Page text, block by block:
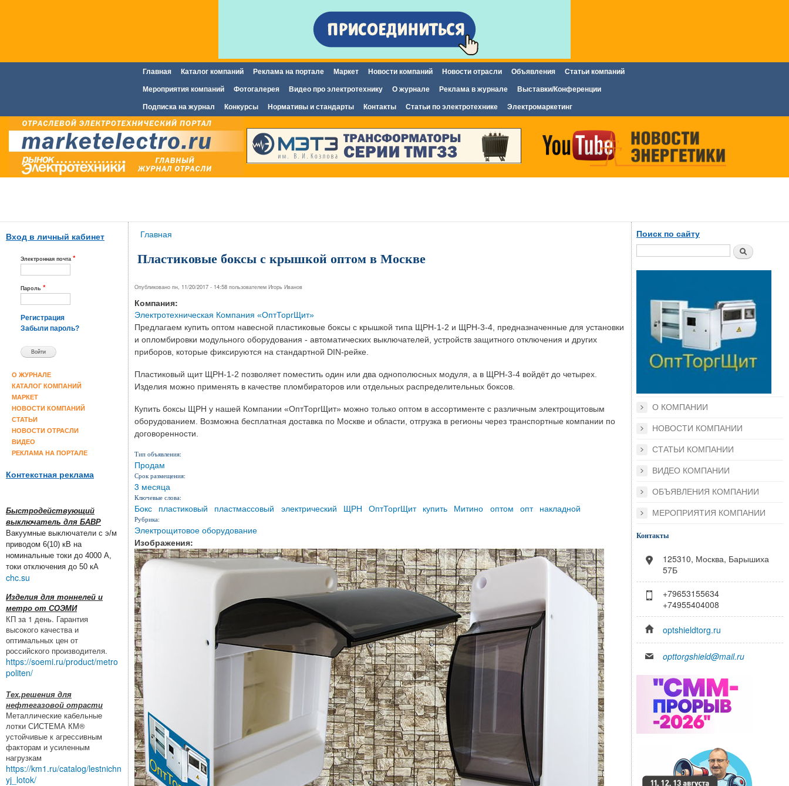
содержанию
Главное меню
Главная Каталог компаний Реклама на портале Маркет Новости компаний Новости отрасли Объявления Статьи компаний
Мероприятия компаний Фотогалерея Видео про электротехнику О журнале Реклама в журнале Выставки/Конференции
Подписка на журнал Конкурсы Нормативы и стандарты Контакты Статьи по электротехнике Электромаркетинг
Вход в личный кабинет
Электронная почта *
Пароль *
Регистрация
Забыли пароль?
О ЖУРНАЛЕ
КАТАЛОГ КОМПАНИЙ
МАРКЕТ
НОВОСТИ КОМПАНИЙ
СТАТЬИ
НОВОСТИ ОТРАСЛИ
ВИДЕО
РЕКЛАМА НА ПОРТАЛЕ
Контекстная реклама
Быстродействующий
выключатель для БАВР
Вакуумные выключатели с э/м
приводом 6(10) кВ на
номинальные токи до 4000 А,
токи отключения до 50 кА
chc.su
Изделия для тоннелей и
метро от СОЭМИ
КП за 1 день. Гарантия
высокого качества и
оптимальных цен от
российского производителя.
https://soemi.ru/product/metro
politen/
Тех.решения для
нефтегазовой отрасти
Металлические кабельные
лотки СИСТЕМА КМ®
устойчивые к агрессивным
факторам и усиленным
нагрузкам
https://km1.ru/catalog/lestnichn
yj_lotok/
Вы здесь
Главная
Пластиковые боксы с крышкой оптом в Москве
Опубликовано пн, 11/20/2017 - 14:58 пользователем Игорь Иванов
Компания:
Электротехническая Компания «ОптТоргЩит»
Предлагаем купить оптом навесной пластиковые боксы с крышкой типа ЩРН-1-2 и ЩРН-3-4, предназначенные для установки
и опломбировки модульного оборудования - автоматических выключателей, устройств защитного отключения и других
приборов, которые фиксируются на стандартной DIN-рейке.
Пластиковый щит ЩРН-1-2 позволяет поместить один или два однополюсных модуля, а в ЩРН-3-4 войдёт до четырех.
Изделия можно применять в качестве пломбираторов или отдельных распределительных боксов.
Купить боксы ЩРН у нашей Компании «ОптТоргЩит» можно только оптом в ассортименте с различным электрощитовым
оборудованием. Возможна бесплатная доставка по Москве и области, отгрузка в регионы через транспортные компании по
договоренности.
Тип объявления:
Продам
Срок размещения:
3 месяца
Ключевые слова:
Бокс пластиковый пластмассовый электрический ЩРН ОптТоргЩит купить Митино оптом опт накладной
Рубрика:
Электрощитовое оборудование
Изображения:
Поиск по сайту
Поиск
О КОМПАНИИ
НОВОСТИ КОМПАНИИ
СТАТЬИ КОМПАНИИ
ВИДЕО КОМПАНИИ
ОБЪЯВЛЕНИЯ КОМПАНИИ
МЕРОПРИЯТИЯ КОМПАНИИ
Контакты
125310, Москва, Барышиха
57Б
+79653155634
+74955404008
optshieldtorg.ru
opttorgshield@mail.ru